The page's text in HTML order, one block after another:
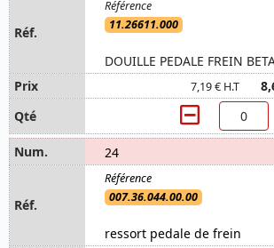
11.26611.000
DOUILLE PEDALE FREIN
7,19 € H.T
24
007.36.044.00.00
ressort pedale de frein